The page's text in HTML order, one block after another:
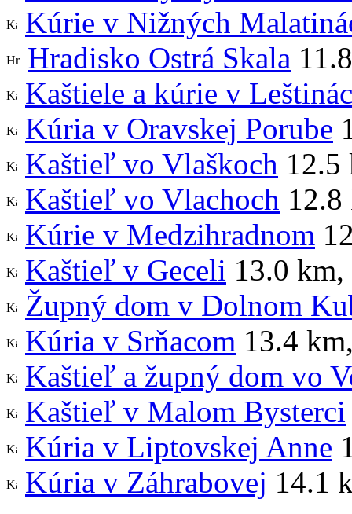
Kúrie v Nižných
Hradisko Ostrá Skala
Kaštiele a kúrie v
Kúria v Oravskej Porube
Kaštieľ vo Vlaškoch 12.5
Kaštieľ vo Vlachoch 12.8
Kúrie v Medzihradnom
Kaštieľ v Geceli 13.0 km,
Župný dom v Dolnom
Kúria v Srňacom 13.4 km
Kaštieľ a župný dom vo
Kaštieľ v Malom Bysterci
Kúria v Liptovskej Anne
Kúria v Záhrabovej 14.1